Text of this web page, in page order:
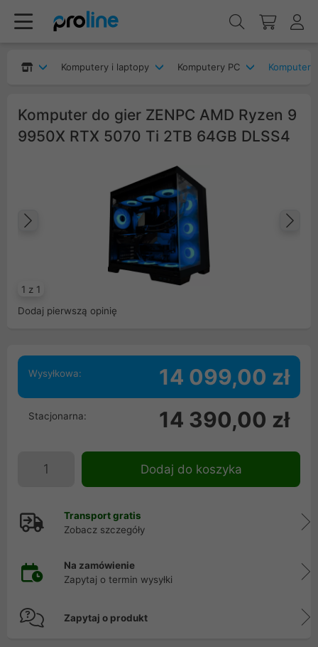
Komputery i laptopy Komputery PC
Komputer do gier ZENPC AMD Ryzen 9
9950X RTX 5070 Ti 2TB 64GB DLSS4
1 z 1
Poprzedni
Dodaj pierwszą opinię
Wysyłkowa: 14 099,00 zł
Stacjonarna: 14 390,00 zł
Dodaj do koszyka
Transport gratis
Zobacz szczegóły
Na zamówienie
Zapytaj o termin wysyłki
Zapytaj o produkt